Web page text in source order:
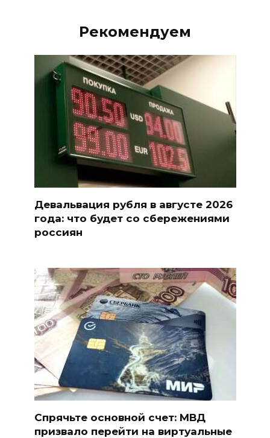
Рекомендуем
Девальвация рубля в августе 2026
года: что будет со сбережениями
россиян
Спрячьте основной счет: МВД
призвало перейти на виртуальные